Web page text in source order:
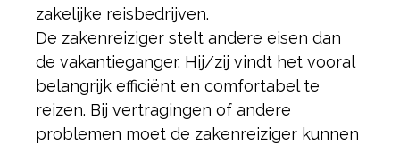
zakelijke reisbedrijven.
De zakenreiziger stelt andere eisen dan
de vakantieganger. Hij/zij vindt het vooral
belangrijk efficiënt en comfortabel te
reizen. Bij vertragingen of andere
problemen moet de zakenreiziger kunnen